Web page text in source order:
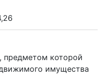
предметом которой
имущества